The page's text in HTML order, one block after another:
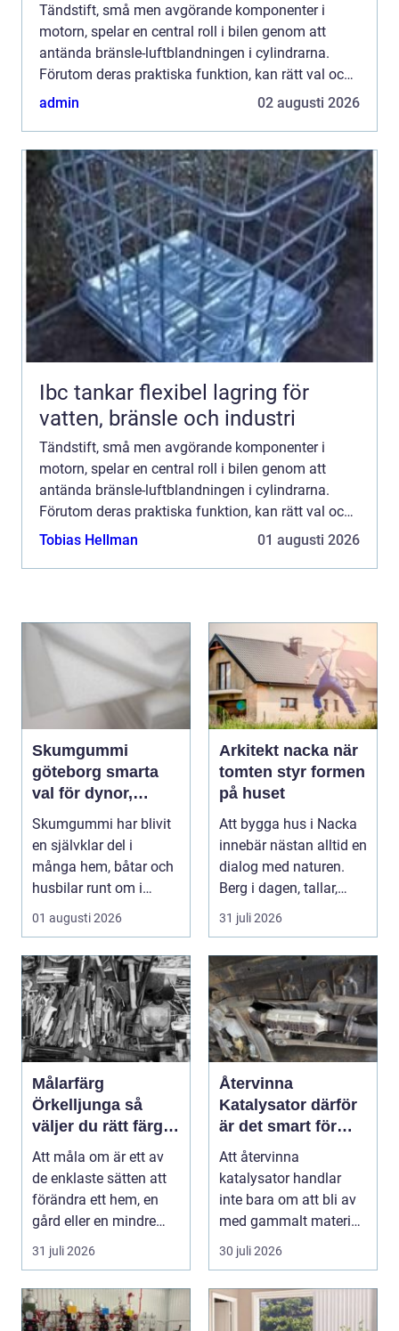
Tändstift, små men avgörande komponenter i
motorn, spelar en central roll i bilen genom att
antända bränsle-luftblandningen i cylindrarna.
Förutom deras praktiska funktion, kan rätt val och
underhåll av t&aum...
admin 02 augusti 2026
Ibc tankar flexibel lagring för
vatten, bränsle och industri
Tändstift, små men avgörande komponenter i
motorn, spelar en central roll i bilen genom att
antända bränsle-luftblandningen i cylindrarna.
Förutom deras praktiska funktion, kan rätt val och
underhåll av t&aum...
Tobias Hellman 01 augusti 2026
Skumgummi
göteborg smarta
val för dynor,
möbler och
speciallösningar
Skumgummi har blivit
en självklar del i
många hem, båtar och
husbilar runt om i
landet. I Göteborg ä...
01 augusti 2026
Arkitekt nacka när
tomten styr formen
på huset
Att bygga hus i Nacka
innebär nästan alltid en
dialog med naturen.
Berg i dagen, tallar,
nivåskillna...
31 juli 2026
Målarfärg
Örkelljunga så
väljer du rätt färg
till hem och gård
Att måla om är ett av
de enklaste sätten att
förändra ett hem, en
gård eller en mindre
verksamhet. E...
31 juli 2026
Återvinna
Katalysator därför
är det smart för
både ekonomi och
miljö
Att återvinna
katalysator handlar
inte bara om att bli av
med gammalt material.
I varje katalysator ...
30 juli 2026